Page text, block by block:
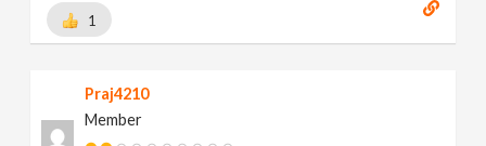
1
Praj4210
Member